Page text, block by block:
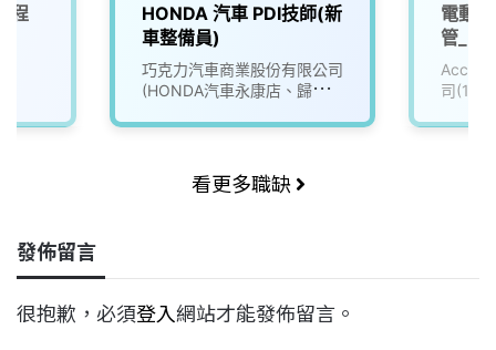
程
HONDA 汽車 PDI技師(新
車整備員)
巧克力汽車商業股份有限公司
(HONDA汽車永康店、歸仁
電動
管_電
司
看更多職缺
發佈留言
很抱歉，必須登入網站才能發佈留言。